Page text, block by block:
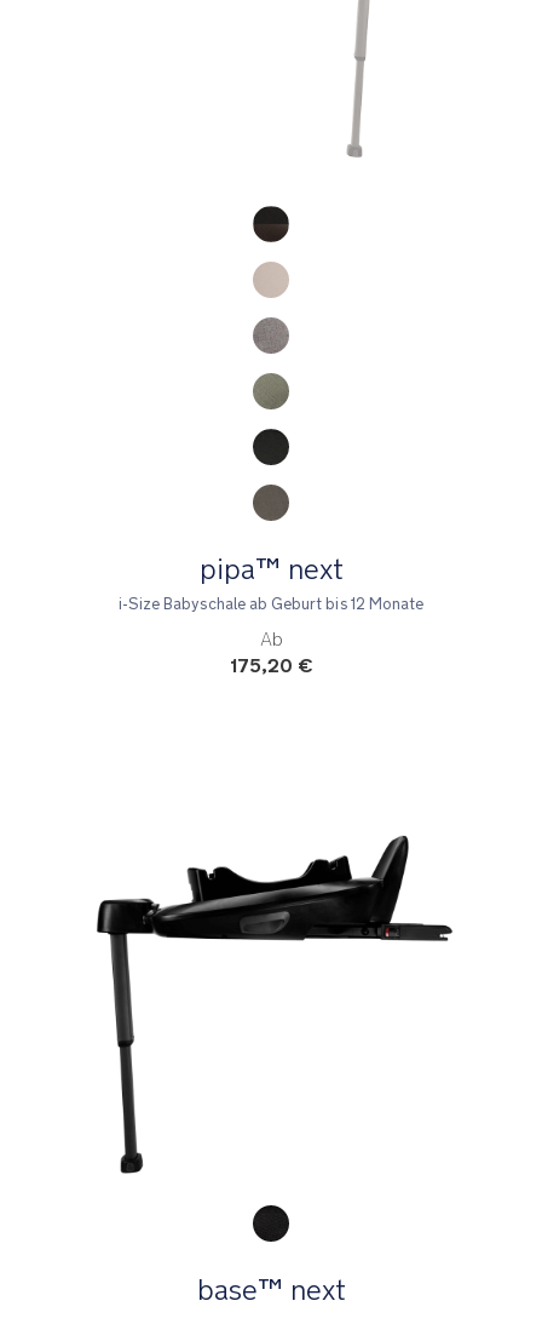
pipa™ next
i-Size Babyschale ab Geburt bis 12 Monate
Ab
175,20 €
base™ next